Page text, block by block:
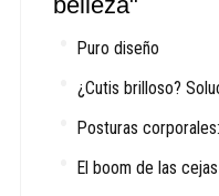
Puro diseño
¿Cutis brilloso?
Posturas
El boom de las